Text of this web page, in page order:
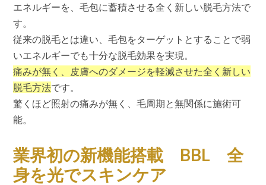
エネルギーを、毛包に蓄積させる全く新しい脱毛方法で
す。
従来の脱毛とは違い、毛包をターゲットとすることで弱
いエネルギーでも十分な脱毛効果を実現。
痛みが無く、皮膚へのダメージを軽減させた全く新しい
脱毛方法です。
驚くほど照射の痛みが無く、毛周期と無関係に施術可
能。
業界初の新機能搭載 BBL 全
身を光でスキンケア